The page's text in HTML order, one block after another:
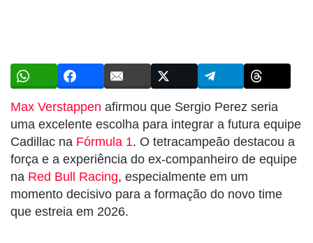
Max Verstappen afirmou que Sergio Perez seria
uma excelente escolha para integrar a futura equipe
Cadillac na Fórmula 1. O tetracampeão destacou a
força e a experiência do ex-companheiro de equipe
na Red Bull Racing, especialmente em um
momento decisivo para a formação do novo time
que estreia em 2026.